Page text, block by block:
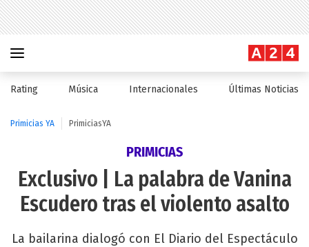
Rating Música Internacionales Últimas Noticias
Primicias YA PrimiciasYA
PRIMICIAS
Exclusivo | La palabra de Vanina
Escudero tras el violento asalto
La bailarina dialogó con El Diario del Espectáculo